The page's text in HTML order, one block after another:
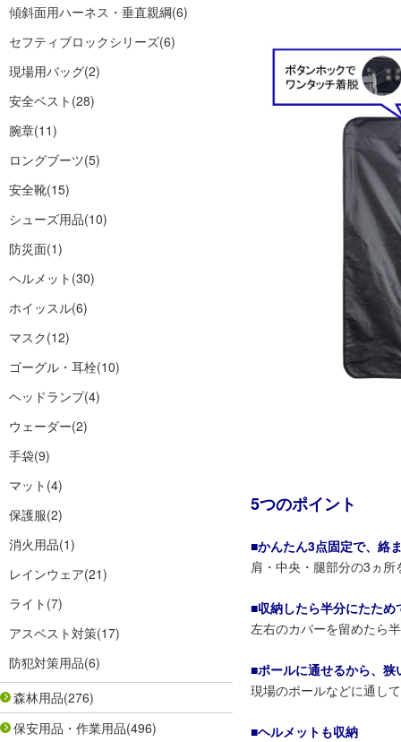
傾斜面用ハーネス・垂直親綱(6)
セフティブロックシリーズ(6)
現場用バッグ(2)
安全ベスト (28)
腕章(11)
ロングブーツ(5)
安全靴(15)
シューズ用品(10)
防災面(1)
ヘルメット (30)
ホイッスル(6)
マスク(12)
ゴーグル・耳栓(10)
ヘッドランプ(4)
ウェーダー(2)
手袋(9)
マット (4)
保護服(2)
消火用品(1)
レインウェア(21)
ライト (7)
アスベスト対策(17)
防犯対策用品(6)
森林用品(276)
保安用品・作業用品(496)
5つのポイント
■かんたん3点固定で、絡
肩・中央・腿部分の3ヵ
■収納したら半分にたため
左右のカバーを留めたら
■ポールに通せるから、
現場のポールなどに通し
■ヘルメットも収納